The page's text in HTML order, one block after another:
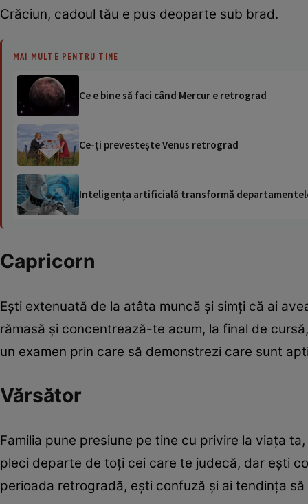
Crăciun, cadoul tău e pus deoparte sub brad.
MAI MULTE PENTRU TINE
Ce e bine să faci când Mercur e retrograd
Ce-ţi prevesteşte Venus retrograd
Inteligența artificială transformă
Capricorn
Eşti extenuată de la atâta muncă şi simţi că ai
rămasă şi concentrează-te acum, la final de
un examen prin care să demonstrezi care sunt
Vărsător
Familia pune presiune pe tine cu privire la viaţa
pleci departe de toţi cei care te judecă, dar eşti
perioada retrogradă, eşti confuză şi ai tendinţa